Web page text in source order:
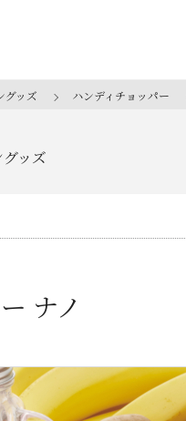
グッズ ハンディチョッパー
ッズ
ナノ